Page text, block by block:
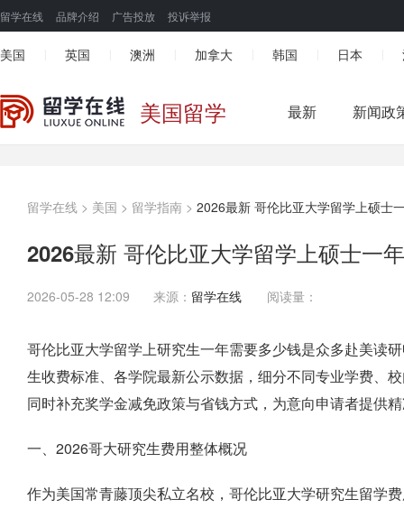
留学在线 品牌介绍 广告投放 投诉举报
美国 英国 澳洲 加拿大 韩国 日本
美国留学 最新 新闻政
留学在线 > 美国 > 留学指南 > 2026最新 哥伦比亚大学留学上硕士
2026最新 哥伦比亚大学留学上硕士一
2026-05-28 12:09 来源： 留学在线 阅读量：
哥伦比亚大学留学上研究生一年需要多少钱是众多赴美读
生收费标准、各学院最新公示数据，细分不同专业学费、
同时补充奖学金减免政策与省钱方式，为意向申请者提供
一、2026哥大研究生费用整体概况
作为美国常青藤顶尖私立名校，哥伦比亚大学研究生留学